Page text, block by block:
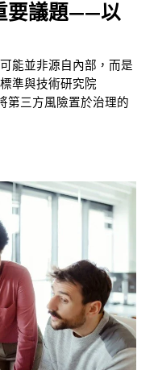
要議題——以
能並非源自內部，而是
準與技術研究院
第三方風險置於治理的